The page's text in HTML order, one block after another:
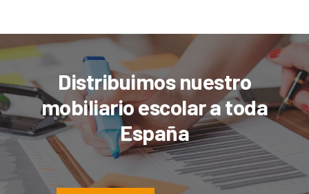
Distribuimos nuestro
mobiliario escolar a toda
España